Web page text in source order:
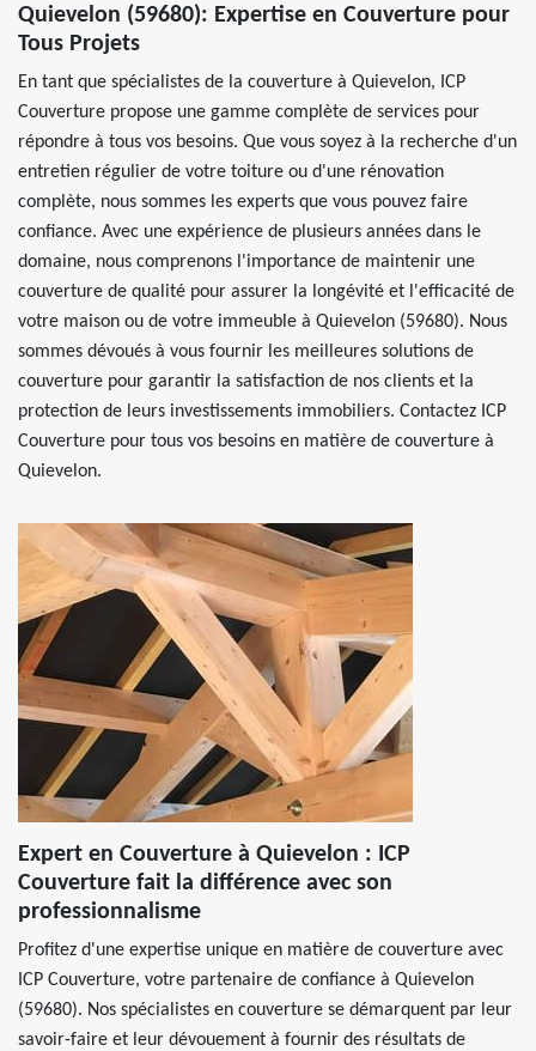
Quievelon (59680): Expertise en Couverture pour
Tous Projets
En tant que spécialistes de la couverture à Quievelon, ICP
Couverture propose une gamme complète de services pour
répondre à tous vos besoins. Que vous soyez à la recherche d'un
entretien régulier de votre toiture ou d'une rénovation
complète, nous sommes les experts que vous pouvez faire
confiance. Avec une expérience de plusieurs années dans le
domaine, nous comprenons l'importance de maintenir une
couverture de qualité pour assurer la longévité et l'efficacité de
votre maison ou de votre immeuble à Quievelon (59680). Nous
sommes dévoués à vous fournir les meilleures solutions de
couverture pour garantir la satisfaction de nos clients et la
protection de leurs investissements immobiliers. Contactez ICP
Couverture pour tous vos besoins en matière de couverture à
Quievelon.
Expert en Couverture à Quievelon : ICP
Couverture fait la différence avec son
professionnalisme
Profitez d'une expertise unique en matière de couverture avec
ICP Couverture, votre partenaire de confiance à Quievelon
(59680). Nos spécialistes en couverture se démarquent par leur
savoir-faire et leur dévouement à fournir des résultats de